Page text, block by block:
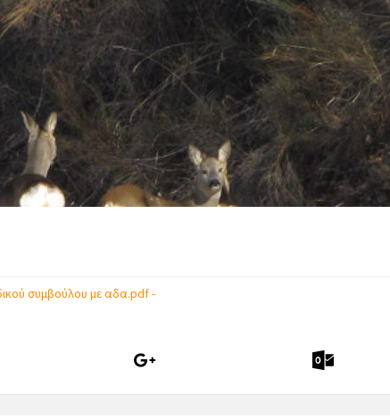
συμβούλου με αδα.pdf -